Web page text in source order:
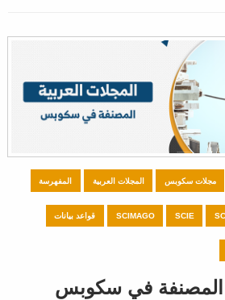
مجلات سكوبس المجلات العربية المفهرسة
SCIE
SCIMAGO قواعد بيانات
المصنفة في سكوبس